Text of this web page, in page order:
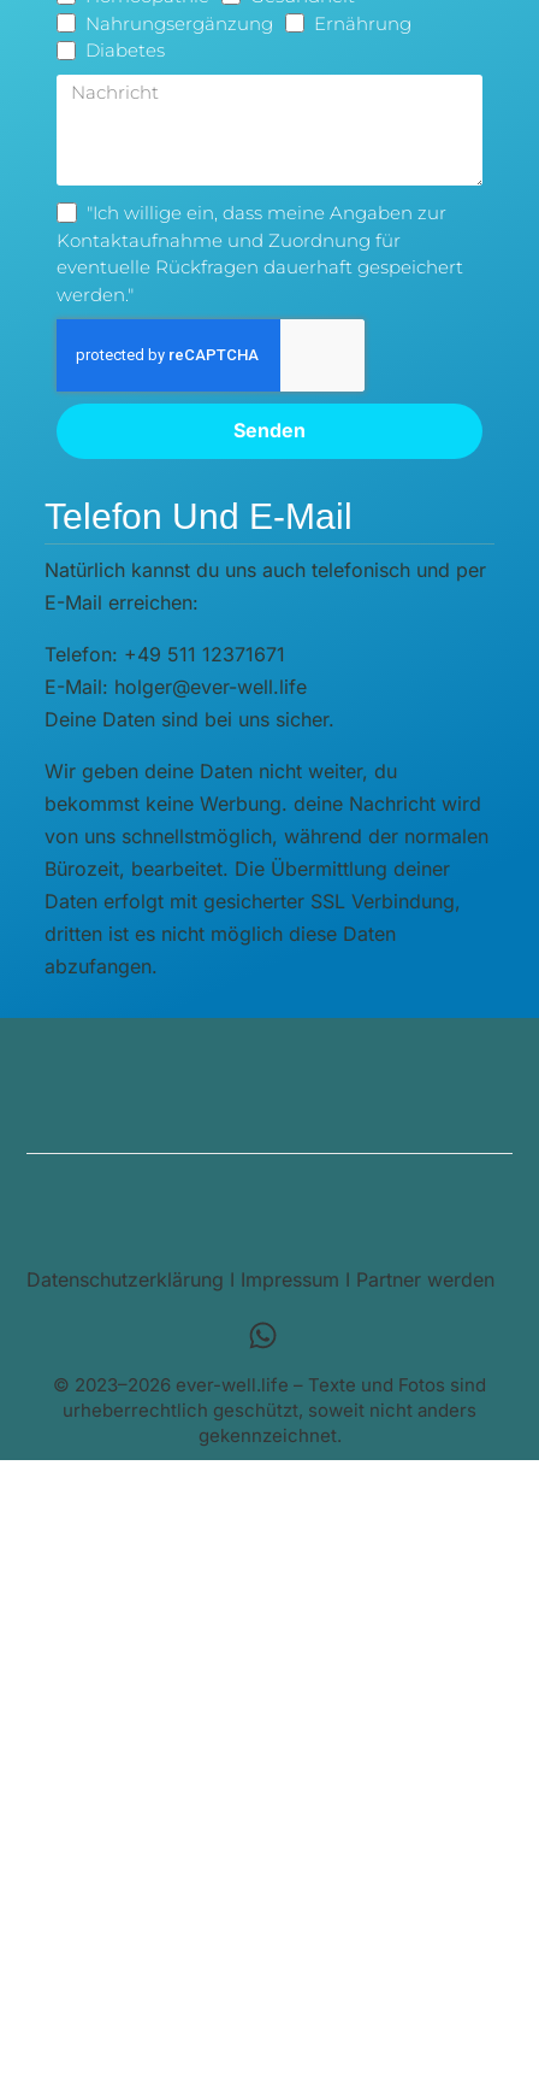
Nahrungsergänzung
Ernährung
Diabetes
"Ich willige ein, dass meine Angaben zur
Kontaktaufnahme und Zuordnung für
eventuelle Rückfragen dauerhaft gespeichert
werden."
Senden
Telefon Und E-Mail
Natürlich kannst du uns auch telefonisch und per
E-Mail erreichen:
Telefon: +49 511 12371671
E-Mail: holger@ever-well.life
Deine Daten sind bei uns sicher.
Wir geben deine Daten nicht weiter, du
bekommst keine Werbung. deine Nachricht wird
von uns schnellstmöglich, während der normalen
Bürozeit, bearbeitet. Die Übermittlung deiner
Daten erfolgt mit gesicherter SSL Verbindung,
dritten ist es nicht möglich diese Daten
abzufangen.
Datenschutzerklärung I Impressum I Partner werden
© 2023–2026 ever-well.life – Texte und Fotos sind
urheberrechtlich geschützt, soweit nicht anders
gekennzeichnet.